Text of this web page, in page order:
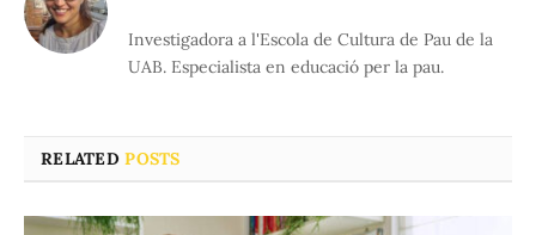
Investigadora a l'Escola de Cultura de Pau de la
UAB. Especialista en educació per la pau.
RELATEDPOSTS